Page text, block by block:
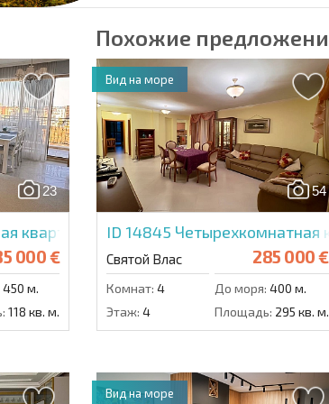
Похожие
23
квартира в Вилла Флоренция
000 €
450 м.
118 кв. м.
54
ID 14845 Четырехкомнатная
Святой Влас 285 000 €
Комнат: 4 До моря: 400 м.
Этаж: 4 Площадь: 295 кв. м.
Вид на море
Вид на море